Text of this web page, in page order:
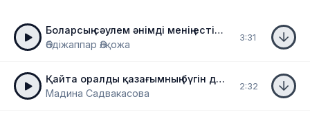
Боларсың сәулем әнімді менің естіген
Әбдіжаппар Әлқожа
3:31
Қайта оралды қазағымның бүгін дәстүрлері-ай
Мадина Садвакасова
2:32